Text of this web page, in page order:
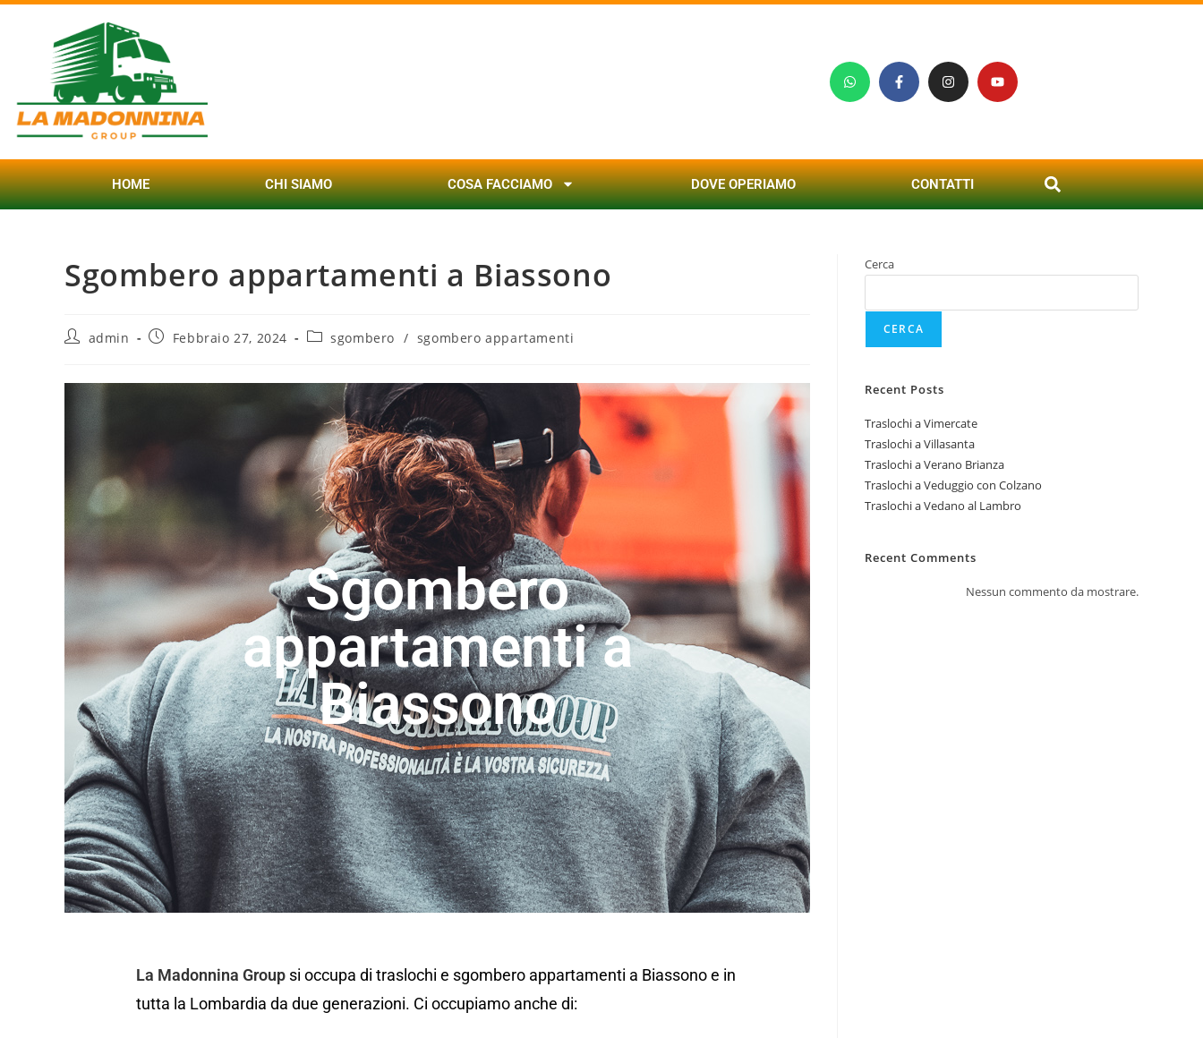
HOME CHI SIAMO COSA FACCIAMO DOVE OPERIAMO CONTATTI
Sgombero appartamenti a Biassono
admin Febbraio 27, 2024 sgombero / sgombero appartamenti
Sgombero
appartamenti a
Biassono
La Madonnina Group si occupa di traslochi e sgombero appartamenti a Biassono e in
tutta la Lombardia da due generazioni. Ci occupiamo anche di:
Cerca
CERCA
Recent Posts
Traslochi a Vimercate
Traslochi a Villasanta
Traslochi a Verano Brianza
Traslochi a Veduggio con Colzano
Traslochi a Vedano al Lambro
Recent Comments
Nessun commento da mostrare.